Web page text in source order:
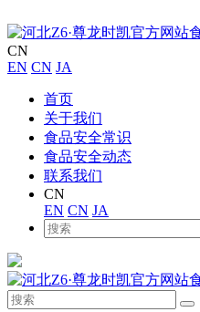
CN
EN CN JA
首页
关于我们
食品安全常识
食品安全动态
联系我们
CN
EN CN JA